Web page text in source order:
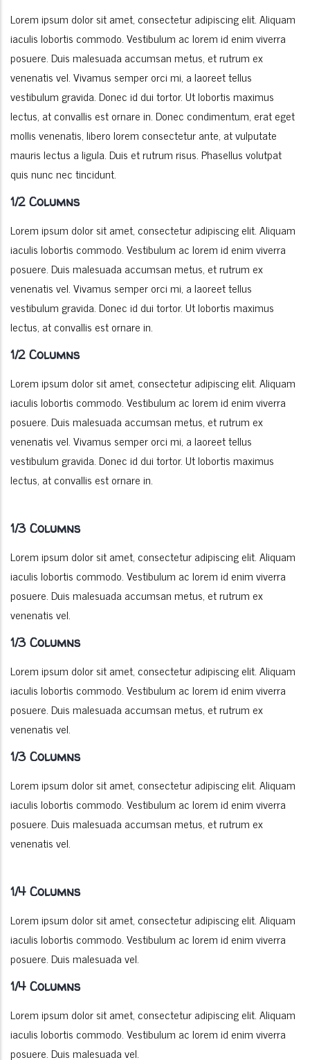
Lorem ipsum dolor sit amet, consectetur adipiscing elit. Aliquam
iaculis lobortis commodo. Vestibulum ac lorem id enim viverra
posuere. Duis malesuada accumsan metus, et rutrum ex
venenatis vel. Vivamus semper orci mi, a laoreet tellus
vestibulum gravida. Donec id dui tortor. Ut lobortis maximus
lectus, at convallis est ornare in. Donec condimentum, erat eget
mollis venenatis, libero lorem consectetur ante, at vulputate
mauris lectus a ligula. Duis et rutrum risus. Phasellus volutpat
quis nunc nec tincidunt.
1/2 Columns
Lorem ipsum dolor sit amet, consectetur adipiscing elit. Aliquam
iaculis lobortis commodo. Vestibulum ac lorem id enim viverra
posuere. Duis malesuada accumsan metus, et rutrum ex
venenatis vel. Vivamus semper orci mi, a laoreet tellus
vestibulum gravida. Donec id dui tortor. Ut lobortis maximus
lectus, at convallis est ornare in.
1/2 Columns
Lorem ipsum dolor sit amet, consectetur adipiscing elit. Aliquam
iaculis lobortis commodo. Vestibulum ac lorem id enim viverra
posuere. Duis malesuada accumsan metus, et rutrum ex
venenatis vel. Vivamus semper orci mi, a laoreet tellus
vestibulum gravida. Donec id dui tortor. Ut lobortis maximus
lectus, at convallis est ornare in.
1/3 Columns
Lorem ipsum dolor sit amet, consectetur adipiscing elit. Aliquam
iaculis lobortis commodo. Vestibulum ac lorem id enim viverra
posuere. Duis malesuada accumsan metus, et rutrum ex
venenatis vel.
1/3 Columns
Lorem ipsum dolor sit amet, consectetur adipiscing elit. Aliquam
iaculis lobortis commodo. Vestibulum ac lorem id enim viverra
posuere. Duis malesuada accumsan metus, et rutrum ex
venenatis vel.
1/3 Columns
Lorem ipsum dolor sit amet, consectetur adipiscing elit. Aliquam
iaculis lobortis commodo. Vestibulum ac lorem id enim viverra
posuere. Duis malesuada accumsan metus, et rutrum ex
venenatis vel.
1/4 Columns
Lorem ipsum dolor sit amet, consectetur adipiscing elit. Aliquam
iaculis lobortis commodo. Vestibulum ac lorem id enim viverra
posuere. Duis malesuada vel.
1/4 Columns
Lorem ipsum dolor sit amet, consectetur adipiscing elit. Aliquam
iaculis lobortis commodo. Vestibulum ac lorem id enim viverra
posuere. Duis malesuada vel.